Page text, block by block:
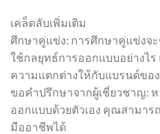
เคล็ดลับเพิ่มเติม
ศึกษาคู่แข่ง: การศึกษาคู่แข่งจ
ใช้กลยุทธ์การออกแบบอย่างไ
ความแตกต่างให้กับแบรนด์ขอ
ขอคำปรึกษาจากผู้เชี่ยวชาญ:
ออกแบบด้วยตัวเอง คุณสามา
มืออาชีพได้